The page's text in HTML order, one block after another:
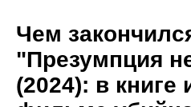
Чем
"Презумпция
(2024): в книге